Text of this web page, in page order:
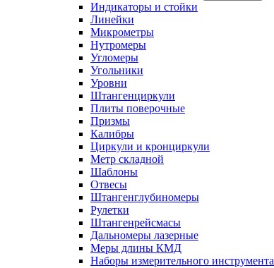
Индикаторы и стойки
Линейки
Микрометры
Нутромеры
Угломеры
Угольники
Уровни
Штангенциркули
Плиты поверочные
Призмы
Калибры
Циркули и кронциркули
Метр складной
Шаблоны
Отвесы
Штангенглубиномеры
Рулетки
Штангенрейсмасы
Дальномеры лазерные
Меры длины КМД
Наборы измерительного инструмента